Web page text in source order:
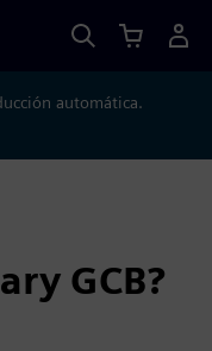
automática.
GCB?